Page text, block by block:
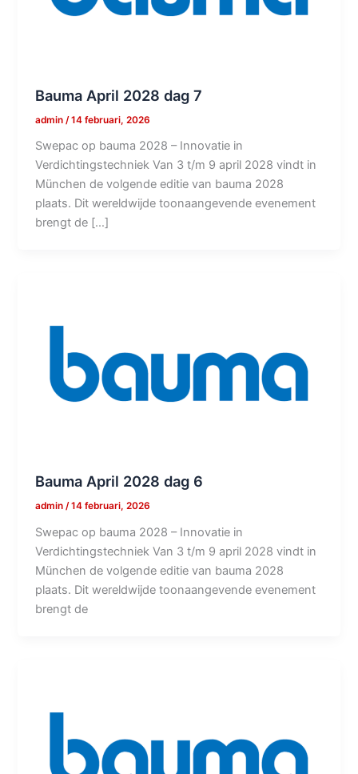
Bauma April 2028 dag 7
admin /14 februari, 2026
Swepac op bauma 2028 – Innovatie in
Verdichtingstechniek Van 3 t/m 9 april 2028 vindt in
München de volgende editie van bauma 2028
plaats. Dit wereldwijde toonaangevende evenement
brengt de […]
Bauma April 2028 dag 6
admin/14 februari, 2026
Swepac op bauma 2028 – Innovatie in
Verdichtingstechniek Van 3 t/m 9 april 2028 vindt in
München de volgende editie van bauma 2028
plaats. Dit wereldwijde toonaangevende evenement
brengt de